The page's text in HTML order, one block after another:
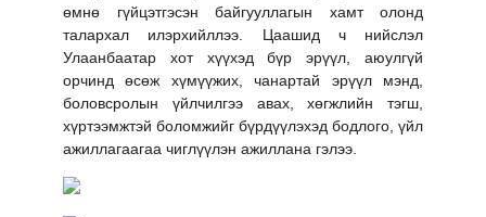
өмнө гүйцэтгэсэн байгууллагын хамт олонд
талархал илэрхийллээ. Цаашид ч нийслэл
Улаанбаатар хот хүүхэд бүр эрүүл, аюулгүй
орчинд өсөж хүмүүжих, чанартай эрүүл мэнд,
боловсролын үйлчилгээ авах, хөгжлийн тэгш,
хүртээмжтэй боломжийг бүрдүүлэхэд бодлого, үйл
ажиллагаагаа чиглүүлэн ажиллана гэлээ.